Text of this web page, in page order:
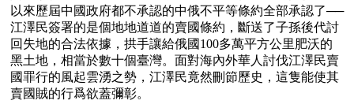
以來歷屆中國政府都不承認的中俄不平等條約全部承認了──
江澤民簽署的是個地地道道的賣國條約，斷送了子孫後代討
回失地的合法依據，拱手讓給俄國100多萬平方公里肥沃的
黑土地，相當於數十個臺灣。面對海內外華人討伐江澤民賣
國罪行的風起雲湧之勢，江澤民竟然刪節歷史，這隻能使其
賣國賊的行爲欲蓋彌彰。